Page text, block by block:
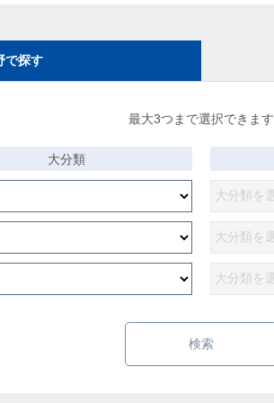
で探す
最大3つまで選択できます
大分類
検索